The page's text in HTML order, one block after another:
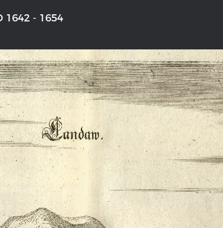
1642 - 1654
1642 - 1654
Germaniae
DER RHEIN VON BASEL BIS
Ganz neue Vorstellung des
1794
Details der historischen Rheinkarte